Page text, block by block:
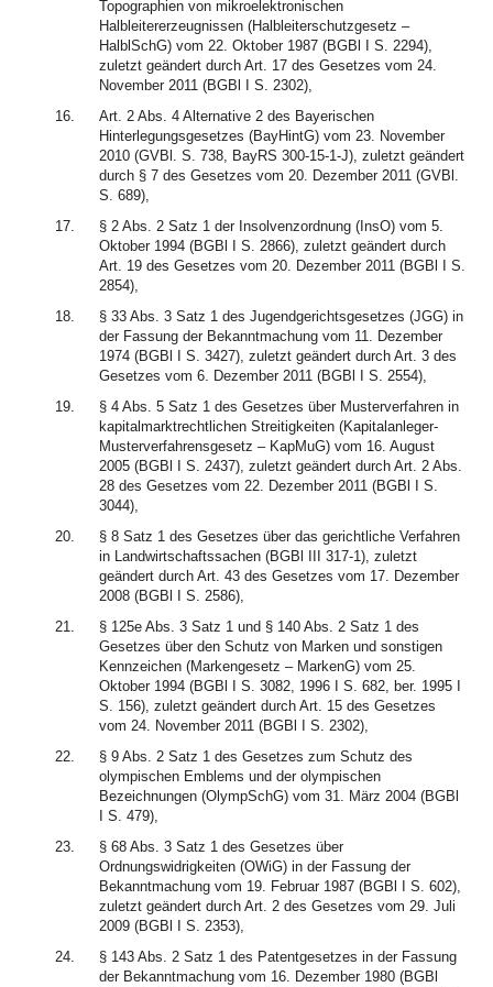
Topographien von mikroelektronischen
Halbleitererzeugnissen (Halbleiterschutzgesetz –
HalblSchG) vom 22. Oktober 1987 (BGBl I S. 2294),
zuletzt geändert durch Art. 17 des Gesetzes vom 24.
November 2011 (BGBl I S. 2302),
16.
Art. 2 Abs. 4 Alternative 2 des Bayerischen
Hinterlegungsgesetzes (BayHintG) vom 23. November
2010 (GVBl. S. 738, BayRS 300-15-1-J), zuletzt geändert
durch § 7 des Gesetzes vom 20. Dezember 2011 (GVBl.
S. 689),
17.
§ 2 Abs. 2 Satz 1 der Insolvenzordnung (InsO) vom 5.
Oktober 1994 (BGBl I S. 2866), zuletzt geändert durch
Art. 19 des Gesetzes vom 20. Dezember 2011 (BGBl I S.
2854),
18.
§ 33 Abs. 3 Satz 1 des Jugendgerichtsgesetzes (JGG) in
der Fassung der Bekanntmachung vom 11. Dezember
1974 (BGBl I S. 3427), zuletzt geändert durch Art. 3 des
Gesetzes vom 6. Dezember 2011 (BGBl I S. 2554),
19.
§ 4 Abs. 5 Satz 1 des Gesetzes über Musterverfahren in
kapitalmarktrechtlichen Streitigkeiten (Kapitalanleger-
Musterverfahrensgesetz – KapMuG) vom 16. August
2005 (BGBl I S. 2437), zuletzt geändert durch Art. 2 Abs.
28 des Gesetzes vom 22. Dezember 2011 (BGBl I S.
3044),
20.
§ 8 Satz 1 des Gesetzes über das gerichtliche Verfahren
in Landwirtschaftssachen (BGBl III 317-1), zuletzt
geändert durch Art. 43 des Gesetzes vom 17. Dezember
2008 (BGBl I S. 2586),
21.
§ 125e Abs. 3 Satz 1 und § 140 Abs. 2 Satz 1 des
Gesetzes über den Schutz von Marken und sonstigen
Kennzeichen (Markengesetz – MarkenG) vom 25.
Oktober 1994 (BGBl I S. 3082, 1996 I S. 682, ber. 1995 I
S. 156), zuletzt geändert durch Art. 15 des Gesetzes
vom 24. November 2011 (BGBl I S. 2302),
22.
§ 9 Abs. 2 Satz 1 des Gesetzes zum Schutz des
olympischen Emblems und der olympischen
Bezeichnungen (OlympSchG) vom 31. März 2004 (BGBl
I S. 479),
23.
§ 68 Abs. 3 Satz 1 des Gesetzes über
Ordnungswidrigkeiten (OWiG) in der Fassung der
Bekanntmachung vom 19. Februar 1987 (BGBl I S. 602),
zuletzt geändert durch Art. 2 des Gesetzes vom 29. Juli
2009 (BGBl I S. 2353),
24.
§ 143 Abs. 2 Satz 1 des Patentgesetzes in der Fassung
der Bekanntmachung vom 16. Dezember 1980 (BGBl